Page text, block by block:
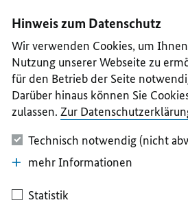
II
III
IV
V
Hinweis zum Datenschutz
Wir verwenden Cookies, um
Nutzung unserer Webseite zu
für den Betrieb der Seite
Darüber hinaus können Sie
zulassen. Zur
Technisch notwendig (nicht
mehr Informationen
Statistik